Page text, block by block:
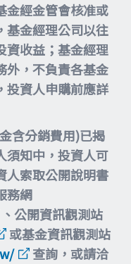
金經金管會核准或
基金經理公司以往
資收益；基金經理
外，不負責各基金
投資人申購前應詳
含分銷費用)已揭
須知中，投資人可
人索取公開說明書
務網
公開資訊觀測站
或基金資訊觀測站
查詢，或請洽